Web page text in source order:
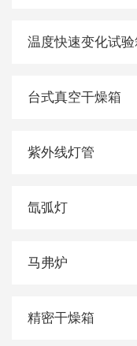
温度快速变化试验
台式真空干燥箱
紫外线灯管
氙弧灯
马弗炉
精密干燥箱